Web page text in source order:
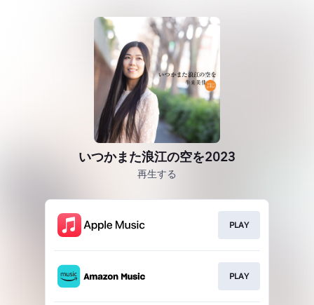
いつかまた浪江の空を2023
再生する
PLAY
PLAY